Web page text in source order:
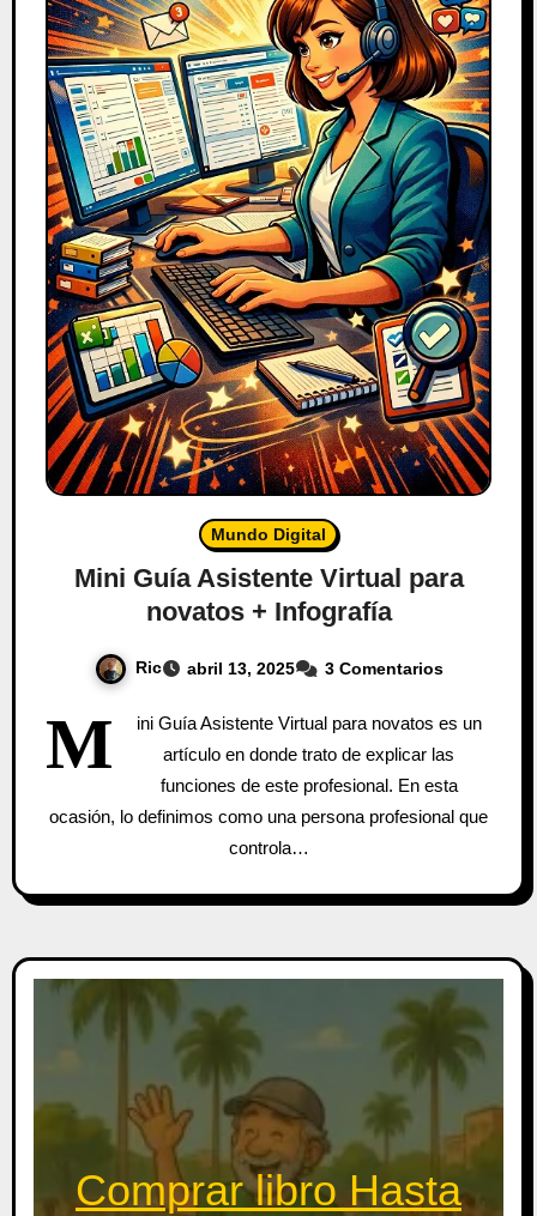
Mundo Digital
Mini Guía Asistente Virtual para
novatos + Infografía
Ric abril 13, 2025 3 Comentarios
M
ini Guía Asistente Virtual para novatos es un
artículo en donde trato de explicar las
funciones de este profesional. En esta
ocasión, lo definimos como una persona profesional que
controla…
Comprar libro Hasta